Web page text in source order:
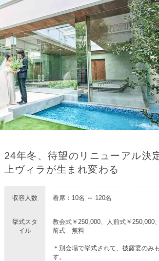
24年冬、待望のリニューアル決
上ヴィラが生まれ変わる
収容人数 着席：10名 ～ 120名
挙式スタ
イル
教会式￥250,000、人前式￥250,000
前式 無料
＊別会場で挙式されて、披露宴のみ
す。